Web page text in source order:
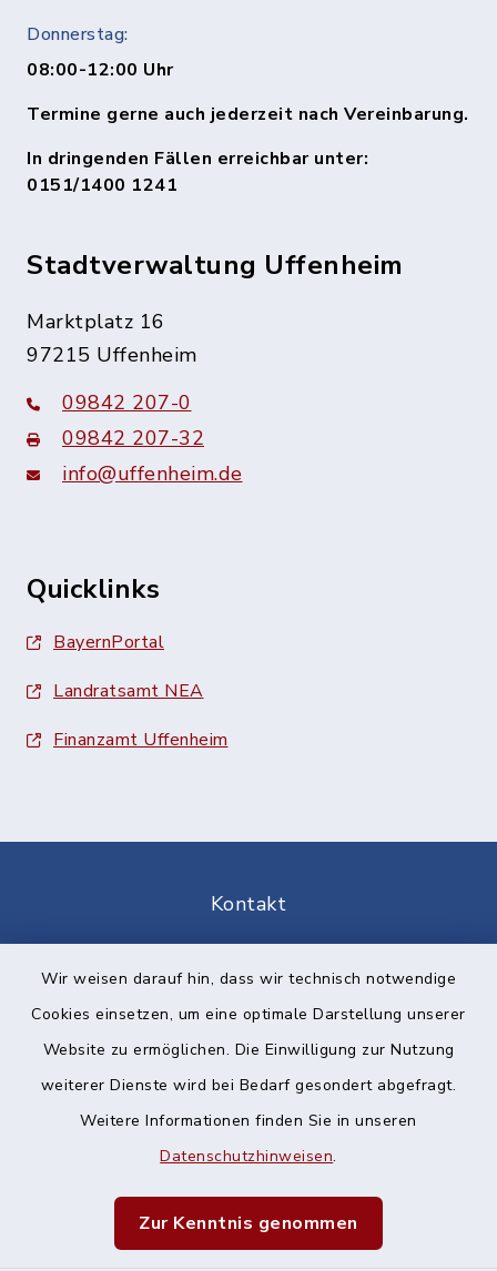
Wir weisen darauf hin, dass wir technisch notwendige
Cookies einsetzen, um eine optimale Darstellung unserer
Website zu ermöglichen. Die Einwilligung zur Nutzung
weiterer Dienste wird bei Bedarf gesondert abgefragt.
Weitere Informationen finden Sie in unseren
Datenschutzhinweisen.
Zur Kenntnis genommen
Donnerstag:
08:00-12:00 Uhr
Termine gerne auch jederzeit nach Vereinbarung.
In dringenden Fällen erreichbar unter:
0151/1400 1241
Stadtverwaltung Uffenheim
Marktplatz 16
97215 Uffenheim
09842 207-0
09842 207-32
info@uffenheim.de
Quicklinks
BayernPortal
Landratsamt NEA
Finanzamt Uffenheim
Kontakt
Datenschutz
Impressum
Sitemap
Cookie-Einstellungen